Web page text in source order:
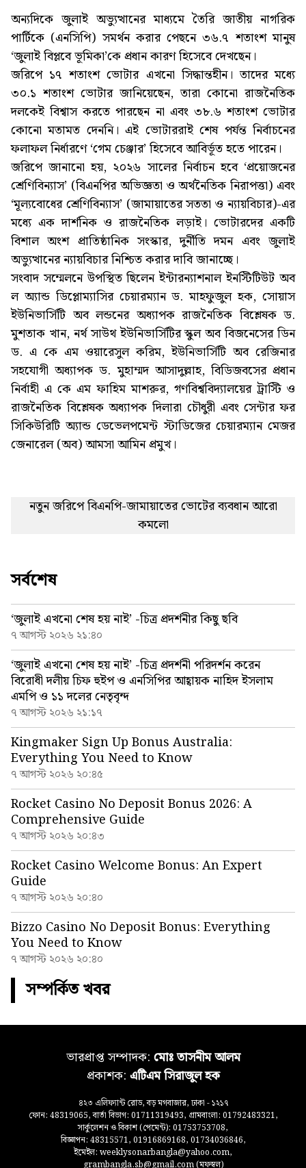
অন্যদিকে জুলাই অভ্যুত্থানের মাধ্যমে তৈরি জাতীয় নাগরিক
পার্টিকে (এনসিপি) সমর্থন করার পেছনে ৩৬.৭ শতাংশ মানুষ
‘জুলাই বিপ্লবে ভূমিকা’কে প্রধান কারণ হিসেবে দেখছেন।
জরিপে ১৭ শতাংশ ভোটার এখনো সিদ্ধান্তহীন। তাদের মধ্যে
৩০.১ শতাংশ ভোটার জানিয়েছেন, তারা কোনো রাজনৈতিক
দলকেই বিশ্বাস করতে পারছেন না এবং ৩৮.৬ শতাংশ ভোটার
কোনো মতামত দেননি। এই ভোটাররাই শেষ পর্যন্ত নির্বাচনের
ফলাফল নির্ধারণে ‘গেম চেঞ্জার’ হিসেবে আবির্ভূত হতে পারেন।
জরিপে জানানো হয়, ২০২৬ সালের নির্বাচন হবে ‘প্রয়োজনের
শ্রেণিবিন্যাস’ (বিএনপির অভিজ্ঞতা ও অর্থনৈতিক নিরাপত্তা) এবং
‘মূল্যবোধের শ্রেণিবিন্যাস’ (জামায়াতের সততা ও ন্যায়বিচার)-এর
মধ্যে এক দার্শনিক ও রাজনৈতিক লড়াই। ভোটারদের একটি
বিশাল অংশ প্রাতিষ্ঠানিক সংস্কার, দুর্নীতি দমন এবং জুলাই
অভ্যুত্থানের ন্যায়বিচার নিশ্চিত করার দাবি জানাচ্ছে।
সংবাদ সম্মেলনে উপস্থিত ছিলেন ইন্টারন্যাশনাল ইনস্টিটিউট অব
ল অ্যান্ড ডিপ্লোম্যাসির চেয়ারম্যান ড. মাহফুজুল হক, সোয়াস
ইউনিভার্সিটি অব লন্ডনের অধ্যাপক রাজনৈতিক বিশ্লেষক ড.
মুশতাক খান, নর্থ সাউথ ইউনিভার্সিটির স্কুল অব বিজনেসের ডিন
ড. এ কে এম ওয়ারেসুল করিম, ইউনিভার্সিটি অব রেজিনার
সহযোগী অধ্যাপক ড. মুহাম্মদ আসাদুল্লাহ, বিডিজবসের প্রধান
নির্বাহী এ কে এম ফাহিম মাশরুর, গণবিশ্ববিদ্যালয়ের ট্রাস্টি ও
রাজনৈতিক বিশ্লেষক অধ্যাপক দিলারা চৌধুরী এবং সেন্টার ফর
সিকিউরিটি অ্যান্ড ডেভেলপমেন্ট স্টাডিজের চেয়ারম্যান মেজর
জেনারেল (অব) আমসা আমিন প্রমুখ।
নতুন জরিপে বিএনপি-জামায়াতের ভোটের ব্যবধান আরো
কমলো
সর্বশেষ
‘জুলাই এখনো শেষ হয় নাই’ -চিত্র প্রদর্শনীর কিছু ছবি
৭ আগস্ট ২০২৬ ২১:৪০
‘জুলাই এখনো শেষ হয় নাই’ -চিত্র প্রদর্শনী পরিদর্শন করেন
বিরোধী দলীয় চিফ হুইপ ও এনসিপির আহ্বায়ক নাহিদ ইসলাম
এমপি ও ১১ দলের নেতৃবৃন্দ
৭ আগস্ট ২০২৬ ২১:১৭
Kingmaker Sign Up Bonus Australia:
Everything You Need to Know
৭ আগস্ট ২০২৬ ২০:৪৫
Rocket Casino No Deposit Bonus 2026: A
Comprehensive Guide
৭ আগস্ট ২০২৬ ২০:৪৩
Rocket Casino Welcome Bonus: An Expert
Guide
৭ আগস্ট ২০২৬ ২০:৪০
Bizzo Casino No Deposit Bonus: Everything
You Need to Know
৭ আগস্ট ২০২৬ ২০:৪০
সম্পর্কিত খবর
ভারপ্রাপ্ত সম্পাদক: মোঃ তাসনীম আলম
প্রকাশক: এটিএম সিরাজুল হক
৪২৩ এলিফ্যান্ট রোড, বড় মগবাজার, ঢাকা - ১২১৭
ফোন: 48319065, বার্তা বিভাগ: 01711319493, গ্রামবাংলা: 01792483321,
সার্কুলেশন ও বিকাশ (পেমেন্ট): 01753753708,
বিজ্ঞাপন: 48315571, 01916869168, 01734036846,
ইমেইল: weeklysonarbangla@yahoo.com,
grambangla.sb@gmail.com (মফস্বল)